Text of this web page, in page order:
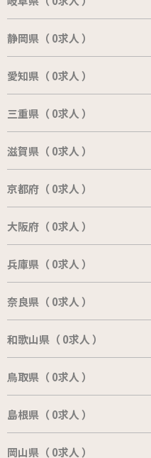
静岡県（ 0求人 ）
愛知県（ 0求人 ）
三重県（ 0求人 ）
滋賀県（ 0求人 ）
京都府（ 0求人 ）
大阪府（ 0求人 ）
兵庫県（ 0求人 ）
奈良県（ 0求人 ）
和歌山県（ 0求人 ）
鳥取県（ 0求人 ）
島根県（ 0求人 ）
岡山県（ 0求人 ）